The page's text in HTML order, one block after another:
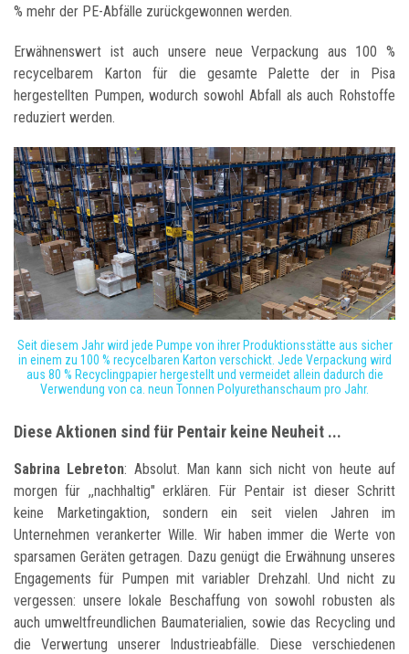
% mehr der PE-Abfälle zurückgewonnen werden.
Erwähnenswert ist auch unsere neue Verpackung aus 100 %
recycelbarem Karton für die gesamte Palette der in Pisa
hergestellten Pumpen, wodurch sowohl Abfall als auch Rohstoffe
reduziert werden.
Seit diesem Jahr wird jede Pumpe von ihrer Produktionsstätte aus sicher
in einem zu 100 % recycelbaren Karton verschickt. Jede Verpackung wird
aus 80 % Recyclingpapier hergestellt und vermeidet allein dadurch die
Verwendung von ca. neun Tonnen Polyurethanschaum pro Jahr.
Diese Aktionen sind für Pentair keine Neuheit ...
Sabrina Lebreton: Absolut. Man kann sich nicht von heute auf
morgen für ,,nachhaltig" erklären. Für Pentair ist dieser Schritt
keine Marketingaktion, sondern ein seit vielen Jahren im
Unternehmen verankerter Wille. Wir haben immer die Werte von
sparsamen Geräten getragen. Dazu genügt die Erwähnung unseres
Engagements für Pumpen mit variabler Drehzahl. Und nicht zu
vergessen: unsere lokale Beschaffung von sowohl robusten als
auch umweltfreundlichen Baumaterialien, sowie das Recycling und
die Verwertung unserer Industrieabfälle. Diese verschiedenen